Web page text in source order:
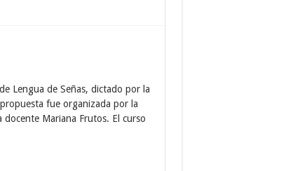
Lengua de Señas, dictado por la
fue organizada por la
docente Mariana Frutos. El curso